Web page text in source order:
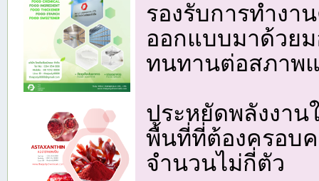
รองรับการทำงา
ออกแบบมาด้วยม
ทนทานต่อสภาพ
ประหยัดพลังงาน
พื้นที่ที่ต้องครอบ
จำนวนไม่กี่ตัว